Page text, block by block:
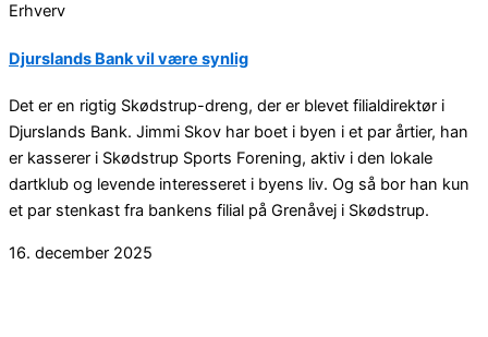
Erhverv
Djurslands Bank vil være synlig
Det er en rigtig Skødstrup-dreng, der er blevet filialdirektør i
Djurslands Bank. Jimmi Skov har boet i byen i et par årtier, han
er kasserer i Skødstrup Sports Forening, aktiv i den lokale
dartklub og levende interesseret i byens liv. Og så bor han kun
et par stenkast fra bankens filial på Grenåvej i Skødstrup.
16. december 2025